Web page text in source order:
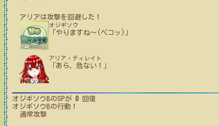
アリアは攻撃を回避した！
オジギソウ
「やりますね〜(ペコッ)」
アリア・ティレイト
「あら、危ない！」
オジギソウBのSPが 0 回復
オジギソウBの行動！
通常攻撃